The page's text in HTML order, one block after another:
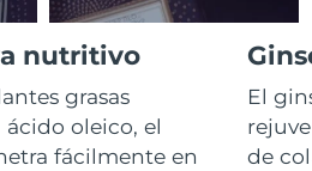
nutritivo
grasas
oleico, el
fácilmente en
El
de
Entrega prevista 8/12/26
Entrega prevista 8/13/26